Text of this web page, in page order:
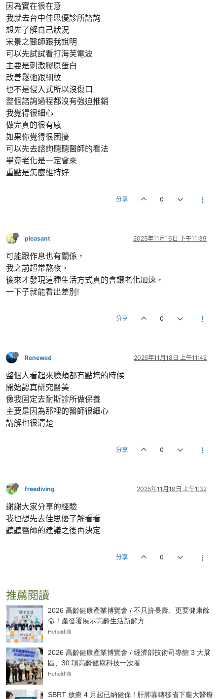
因為實在很在意
我就去台中佳思優診所諮詢
想先了解自己狀況
宋景之醫師跟我說明
可以先試試看打海芙電波
主要是刺激膠原蛋白
改善鬆弛跟細紋
也不是侵入式所以沒傷口
整個諮詢過程都沒有強迫推銷
我覺得很細心
做完真的很有感
如果你覺得很困擾
可以先去諮詢聽聽醫師的看法
畢竟老化是一定會來
重點是怎麼維持好
分享 0
pleasant 2025年11月16日 下午11:39
可能跟作息也有關係，
我之前超常熬夜，
後來才發現這種生活方式真的會讓老化加速，
一下子就能看出差別!
分享 0
Renewed 2025年11月18日 上午11:42
整個人看起來臉頰都有點垮的時候
開始認真研究醫美
像我固定去耐斯診所做保養
主要是因為那裡的醫師很細心
講解也很清楚
分享 0
freediving 2025年11月19日 上午1:32
謝謝大家分享的經驗
我也想先去佳思優了解看看
聽聽醫師的建議之後再決定
分享 0
推薦閱讀